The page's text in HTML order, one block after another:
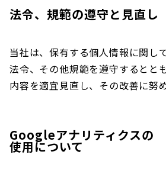
法令、規範の遵守と見直し
当社は、保有する個人情報に関し
法令、その他規範を遵守するとと
内容を適宜見直し、その改善に努め
Googleアナリティクスの
使用について